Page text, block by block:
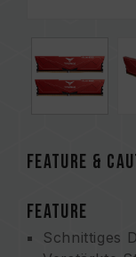
FEATURE &
FEATURE
Schnittiges